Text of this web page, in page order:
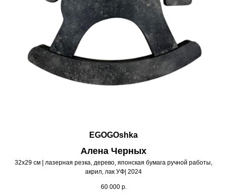
EGOGOshka
Алена Черных
32х29 см | лазерная резка, дерево, японская бумага ручной работы,
акрил, лак УФ| 2024
60 000 р.